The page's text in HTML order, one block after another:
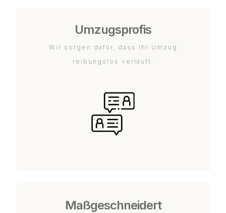
Umzugsprofis
Wir sorgen dafür, dass Ihr Umzug
reibungslos verläuft.
Maßgeschneidert